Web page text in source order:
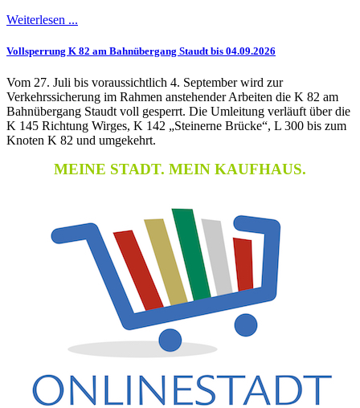
Weiterlesen ...
Vollsperrung K 82 am Bahnübergang Staudt bis 04.09.2026
Vom 27. Juli bis voraussichtlich 4. September wird zur
Verkehrssicherung im Rahmen anstehender Arbeiten die K 82 am
Bahnübergang Staudt voll gesperrt. Die Umleitung verläuft über die
K 145 Richtung Wirges, K 142 „Steinerne Brücke“, L 300 bis zum
Knoten K 82 und umgekehrt.
MEINE STADT. MEIN KAUFHAUS.